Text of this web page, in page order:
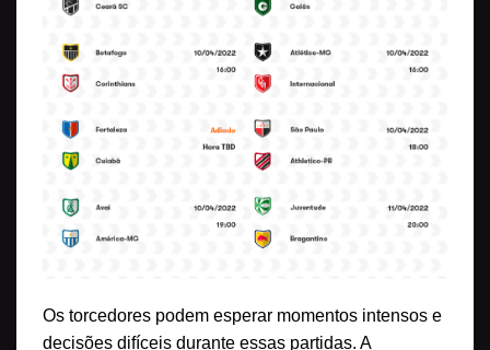
Os torcedores podem esperar momentos intensos e
decisões difíceis durante essas partidas. A